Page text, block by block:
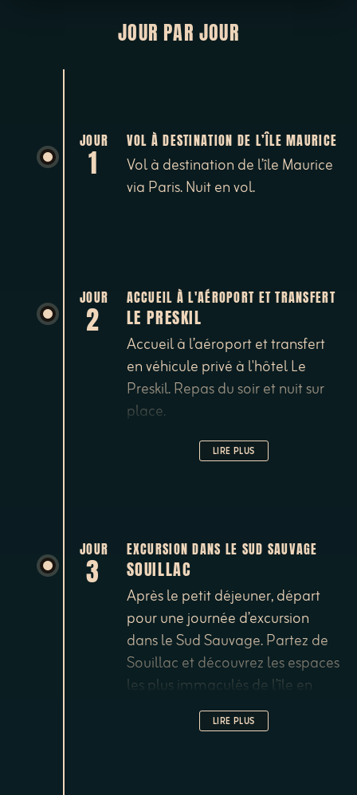
JOUR PAR JOUR
JOUR
1
VOL À DESTINATION DE L’ÎLE MAURICE
Vol à destination de l’île Maurice
via Paris. Nuit en vol.
JOUR
2
ACCUEIL À L'AÉROPORT ET TRANSFERT
LE PRESKIL
Accueil à l’aéroport et transfert
en véhicule privé à l'hôtel Le
Preskil. Repas du soir et nuit sur
place.
LIRE PLUS
JOUR
3
EXCURSION DANS LE SUD SAUVAGE
SOUILLAC
Après le petit déjeuner, départ
pour une journée d’excursion
dans le Sud Sauvage. Partez de
Souillac et découvrez les espaces
les plus immaculés de l’île en
ElectroBike, loin des foules et des
circuits touristiques classiques.
LIRE PLUS